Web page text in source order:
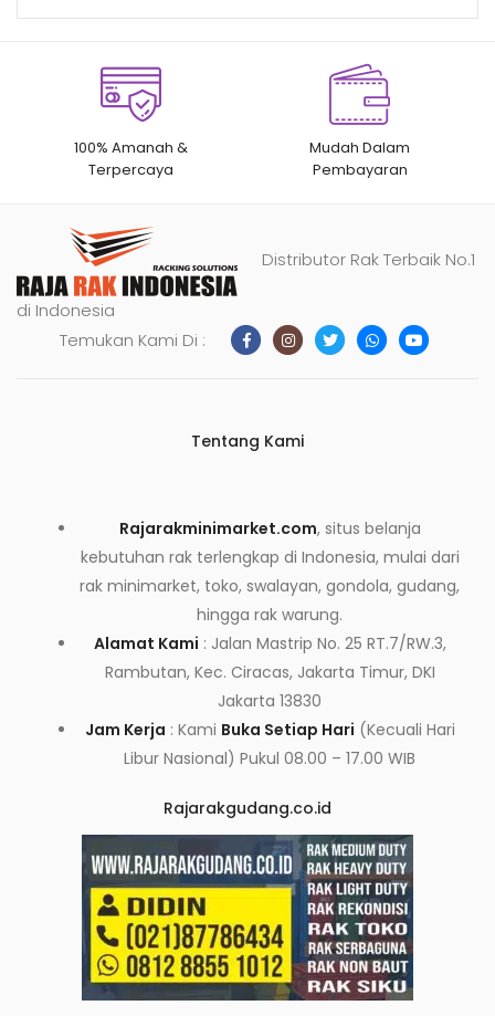
100% Amanah &
Terpercaya
Mudah Dalam
Pembayaran
Distributor Rak Terbaik No.1
di Indonesia
Temukan Kami Di :
Tentang Kami
Rajarakminimarket.com, situs belanja
kebutuhan rak terlengkap di Indonesia, mulai dari
rak minimarket, toko, swalayan, gondola, gudang,
hingga rak warung.
Alamat Kami : Jalan Mastrip No. 25 RT.7/RW.3,
Rambutan, Kec. Ciracas, Jakarta Timur, DKI
Jakarta 13830
Jam Kerja : Kami Buka Setiap Hari (Kecuali Hari
Libur Nasional) Pukul 08.00 – 17.00 WIB
Rajarakgudang.co.id